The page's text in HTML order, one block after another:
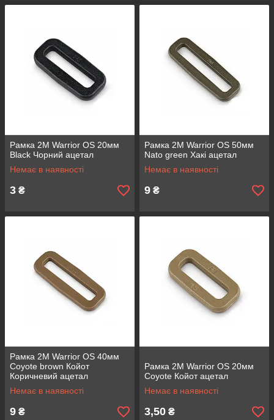
Рамка 2M Warrior OS 20мм
Black Чорний ацетал
Немає в наявності
3 ₴
Рамка 2M Warrior OS 50мм
Nato green Хакі ацетал
Немає в наявності
9 ₴
Рамка 2M Warrior OS 40мм
Coyote brown Койот
Коричневий ацетал
Немає в наявності
9 ₴
Рамка 2M Warrior OS 20мм
Coyote Койот ацетал
Немає в наявності
3,50 ₴